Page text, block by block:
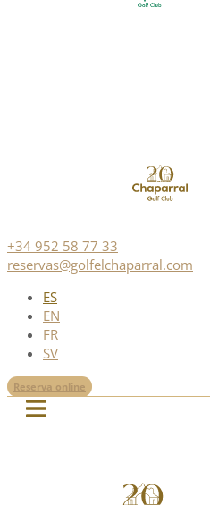
+34 952 58 77 33
reservas@golfelchaparral.com
ES
EN
FR
SV
Reserva online